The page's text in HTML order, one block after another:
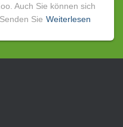
Auch Sie können sich
Sie Weiterlesen